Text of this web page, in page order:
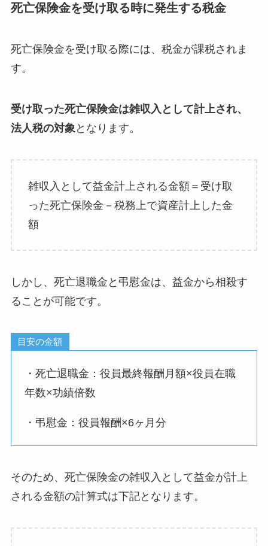
死亡保険金を受け取る時に発生する税金
死亡保険金を受け取る際には、税金が課税されま
す。
受け取った死亡保険金は雑収入として計上され、
法人税の対象 となります。
雑収入として益金計上される金額＝受け取
った死亡保険金－税務上で資産計上した金
額
しかし、死亡退職金と弔慰金は、益金から相殺す
ることが可能です。
目安の金額
・死亡退職金：役員最終報酬月額×役員在職
年数×功績倍数
・弔慰金：役員報酬×6ヶ月分
そのため、死亡保険金の雑収入として益金が計上
される金額の計算式は下記となります。